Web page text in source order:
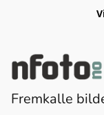
Fremkalle